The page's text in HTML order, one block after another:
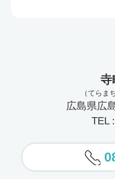
寺
（てらま
広島県広
TEL